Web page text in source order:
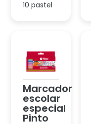
Pinto
2220
Marcador
PINTO
2220 /
Estuche 8
metalizado